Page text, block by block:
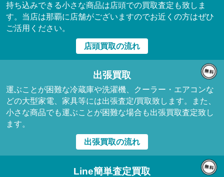
持ち込みできる小さな商品は店頭での買取査定も致しま
す。当店は那覇に店舗がございますのでお近くの方はぜひ
ご活用ください。
店頭買取の流れ
出張買取
運ぶことが困難な冷蔵庫や洗濯機、クーラー・エアコンな
どの大型家電、家具等には出張査定/買取致します。また、
小さな商品でも運ぶことが困難な場合も出張買取査定致し
ます。
出張買取の流れ
Line簡単査定買取